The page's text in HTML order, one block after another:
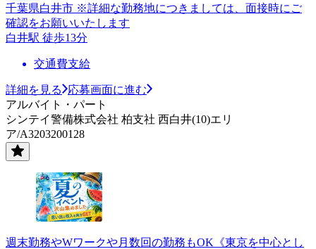
千葉県白井市 ※詳細な勤務地につきましては、面接時にご
確認をお願いいたします
白井駅 徒歩13分
交通費支給
詳細を見る
応募画面に進む
アルバイト・パート
シンテイ警備株式会社 柏支社 西白井(10)エリ
ア/A3203200128
週末勤務やWワークや月数回の勤務もOK《東京を中心とし